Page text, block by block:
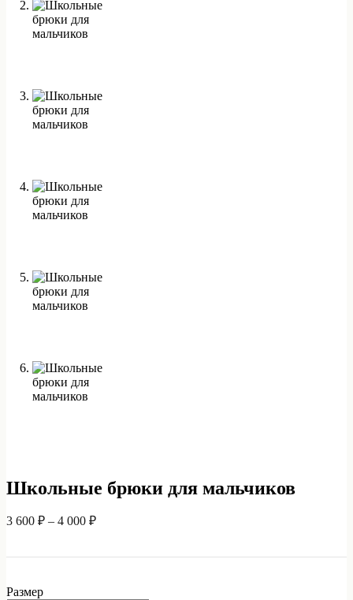
Школьные брюки для мальчиков
3 600 ₽ – 4 000 ₽Диапазон
Размер